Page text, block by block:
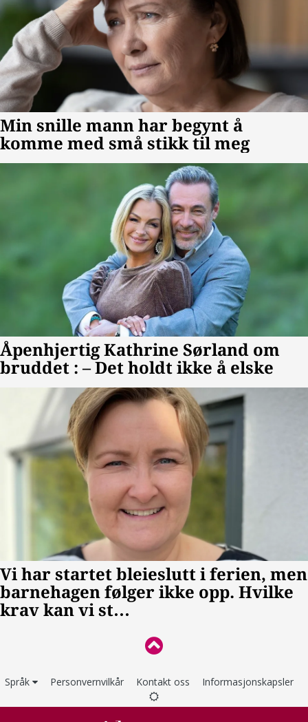
Språk Personvernvilkår Kontakt oss Informasjonskapsler